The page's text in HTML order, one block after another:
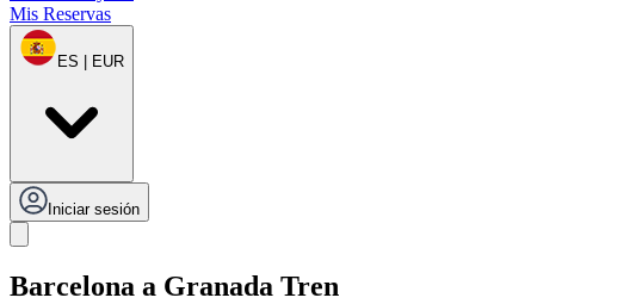
Mis Reservas
ES | EUR
Iniciar sesión
Barcelona a Granada Tren